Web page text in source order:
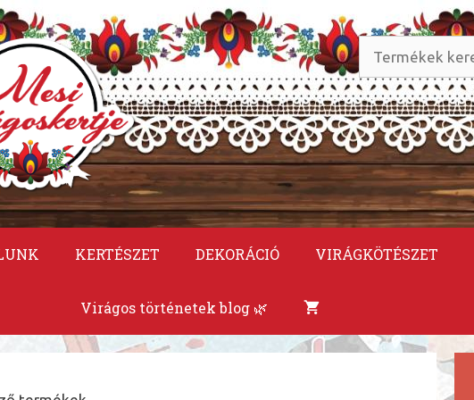
Keresés
a
következőre:
KERTÉSZET DEKORÁCIÓ VIRÁGKÖTÉSZET
Virágos történetek blog 🌿